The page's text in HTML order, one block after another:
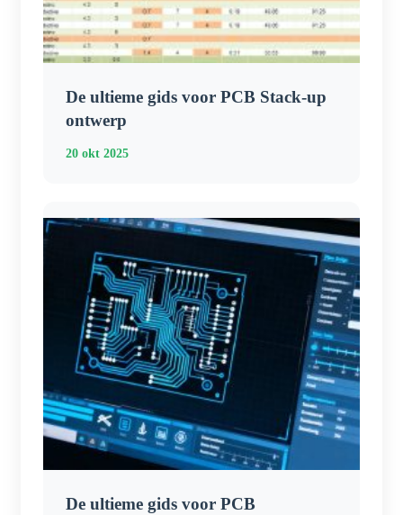
De ultieme gids voor PCB Stack-up
ontwerp
20 okt 2025
De ultieme gids voor PCB